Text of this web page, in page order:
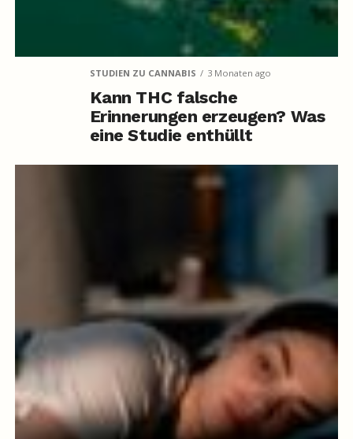
STUDIEN ZU CANNABIS 3 Monaten ago
Kann THC falsche
Erinnerungen erzeugen? Was
eine Studie enthüllt